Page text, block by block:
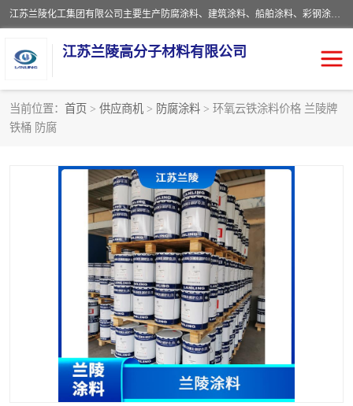
江苏兰陵化工集团有限公司主要生产防腐涂料、建筑涂料、船舶涂料、彩钢涂料、粉末涂料五大类产品，具备10 万吨年生产能力，可以提供优质精良的涂装施工服务，产品广销全国各地，大量出口亚非欧及拉美等国家。
江苏兰陵高分子材料有限公司
当前位置： 首页 > 供应商机 > 防腐涂料 > 环氧云铁涂料价格 兰陵牌
铁桶 防腐
防腐涂料
地坪涂料 内外墙涂料
风电专用涂料
粉末涂料
流体机械专用涂料